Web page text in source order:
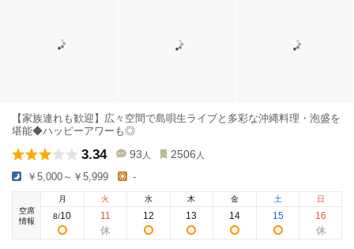
【家族連れも歓迎】広々空間で島唄生ライブと多彩な沖縄料理・泡盛を
堪能◆ハッピーアワーも◎
3.34 93 人 2506 人
￥5,000～￥5,999 -
空席
情報
月
8/10
火
11
水
12
木
13
金
14
土
15
日
16